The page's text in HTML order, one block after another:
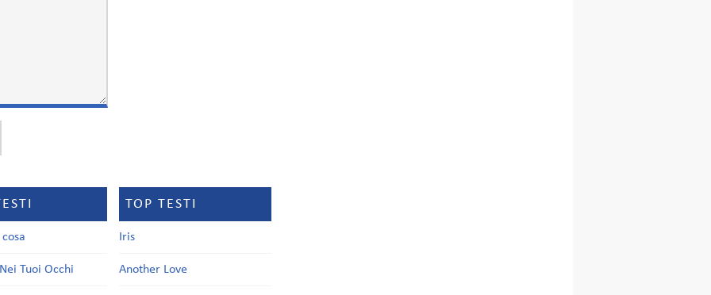
Tuoi Occhi
TOP TESTI
Iris
Another Love